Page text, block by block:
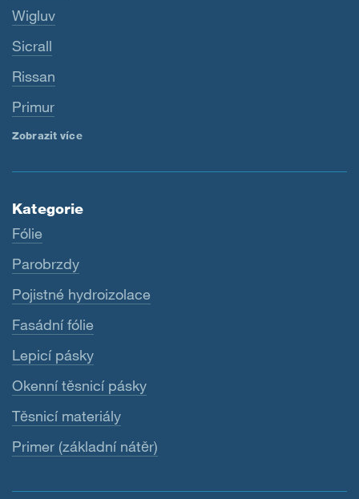
Wigluv
Sicrall
Rissan
Primur
Zobrazit více
Kategorie
Fólie
Parobrzdy
Pojistné hydroizolace
Fasádní fólie
Lepicí pásky
Okenní těsnicí pásky
Těsnicí materiály
Primer (základní nátěr)